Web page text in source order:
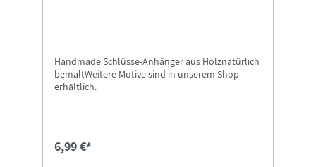
Handmade Schlüsse-Anhänger aus Holznatürlich
bemaltWeitere Motive sind in unserem Shop
erhältlich.
6,99 €*